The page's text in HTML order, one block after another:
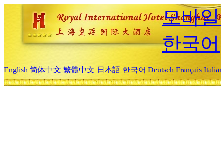
모바
한국어
English 简体中文 繁體中文 日本語 한국어 Deutsch Français